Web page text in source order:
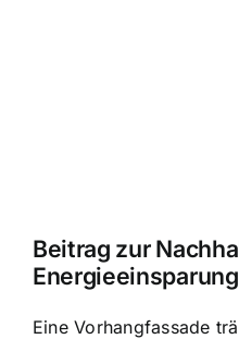
Beitrag zur
Energieeinsparung
Eine Vorhangfassade